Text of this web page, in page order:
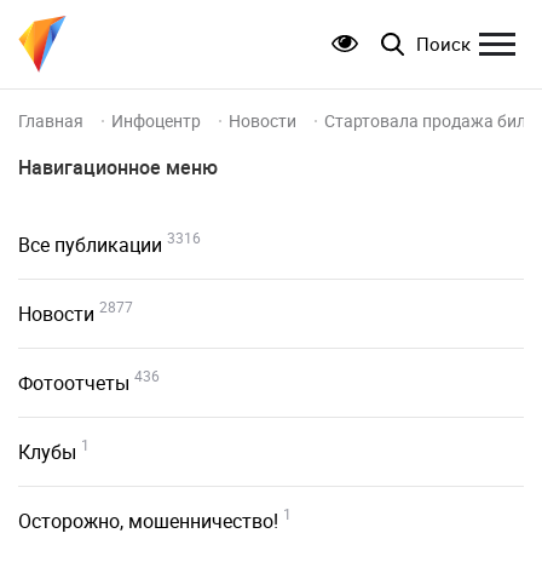
Поиск
Главная Инфоцентр Новости Стартовала продажа
Навигационное меню
Все публикации 3316
Новости 2877
Фотоотчеты 436
Клубы 1
Осторожно, мошенничество! 1